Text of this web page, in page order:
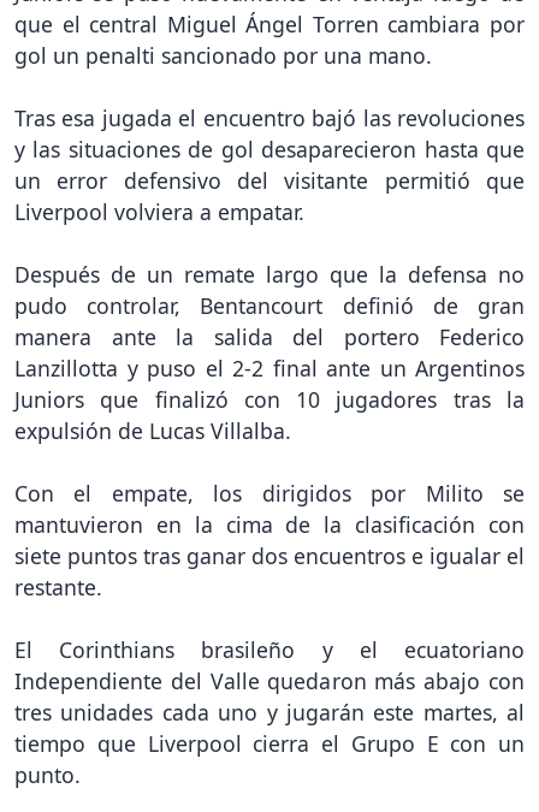
que el central Miguel Ángel Torren cambiara por
gol un penalti sancionado por una mano.
Tras esa jugada el encuentro bajó las revoluciones
y las situaciones de gol desaparecieron hasta que
un error defensivo del visitante permitió que
Liverpool volviera a empatar.
Después de un remate largo que la defensa no
pudo controlar, Bentancourt definió de gran
manera ante la salida del portero Federico
Lanzillotta y puso el 2-2 final ante un Argentinos
Juniors que finalizó con 10 jugadores tras la
expulsión de Lucas Villalba.
Con el empate, los dirigidos por Milito se
mantuvieron en la cima de la clasificación con
siete puntos tras ganar dos encuentros e igualar el
restante.
El Corinthians brasileño y el ecuatoriano
Independiente del Valle quedaron más abajo con
tres unidades cada uno y jugarán este martes, al
tiempo que Liverpool cierra el Grupo E con un
punto.